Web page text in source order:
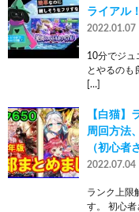
ライアル！
2022.01.07
10分でジュ
とやるのも
[…]
【白猫】
周回方法
（初心者
2022.07.04
ランク上限
す。 初心者